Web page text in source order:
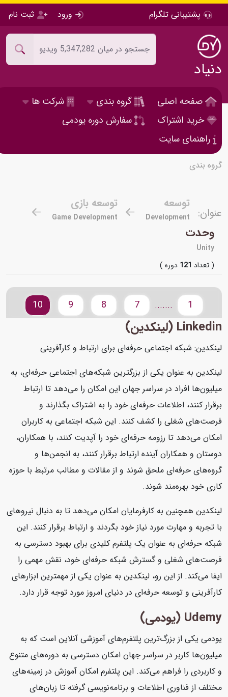
پشتیبانی تلگرام ورود ثبت نام
دنیاد
صفحه اصلی گروه بندی
شرکت ها
خرید اشتراک
سفارش دوره یودمی
راهنمای سایت
گروه بندی
عنوان:
توسعه
Development
توسعه بازی
Game Development
وحدت
Unity
( تعداد121 دوره )
.......
10
Linkedin (لینکدین)
لینکدین: شبکه اجتماعی حرفه‌ای برای ارتباط و کارآفرینی
لینکدین به عنوان یکی از بزرگترین شبکه‌های اجتماعی حرفه‌ای، به
میلیون‌ها افراد در سراسر جهان این امکان را می‌دهد تا ارتباط
برقرار کنند، اطلاعات حرفه‌ای خود را به اشتراک بگذارند و
فرصت‌های شغلی را کشف کنند. این شبکه اجتماعی به کاربران
امکان می‌دهد تا رزومه حرفه‌ای خود را آپدیت کنند، با همکاران،
دوستان و همکاران آینده ارتباط برقرار کنند، به انجمن‌ها و
گروه‌های حرفه‌ای ملحق شوند و از مقالات و مطالب مرتبط با حوزه
کاری خود بهره‌مند شوند.
لینکدین همچنین به کارفرمایان امکان می‌دهد تا به دنبال نیروهای
با تجربه و مهارت مورد نیاز خود بگردند و ارتباط برقرار کنند. این
شبکه حرفه‌ای به عنوان یک پلتفرم کلیدی برای بهبود دسترسی به
فرصت‌های شغلی و گسترش شبکه حرفه‌ای خود، نقش مهمی را
ایفا می‌کند. از این رو، لینکدین به عنوان یکی از مهمترین ابزارهای
کارآفرینی و توسعه حرفه‌ای در دنیای امروز مورد توجه قرار دارد.
Udemy (یودمی)
یودمی یکی از بزرگ‌ترین پلتفرم‌های آموزشی آنلاین است که به
میلیون‌ها کاربر در سراسر جهان امکان دسترسی به دوره‌های متنوع
و کاربردی را فراهم می‌کند. این پلتفرم امکان آموزش در زمینه‌های
مختلف از فناوری اطلاعات و برنامه‌نویسی گرفته تا زبان‌های